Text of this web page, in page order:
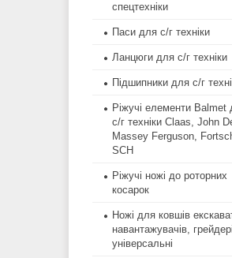
спецтехніки
Паси для с/г техніки
Ланцюги для с/г техніки
Підшипники для с/г
Ріжучі елементи Balmet
с/г техніки Claas, John
Massey Ferguson,
SCH
Ріжучі ножі до роторних
косарок
Ножі для ковшів
навантажувачів,
універсальні